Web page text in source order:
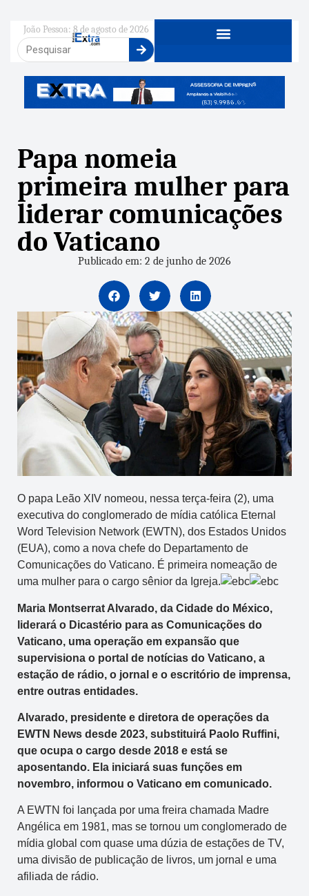
João Pessoa: 8 de agosto de 2026
Papa nomeia
primeira mulher para
liderar comunicações
do Vaticano
Publicado em: 2 de junho de 2026
O papa Leão XIV nomeou, nessa terça-feira (2), uma
executiva do conglomerado de mídia católica Eternal
Word Television Network (EWTN), dos Estados Unidos
(EUA), como a nova chefe do Departamento de
Comunicações do Vaticano. É primeira nomeação de
uma mulher para o cargo sênior da Igreja.
Maria Montserrat Alvarado, da Cidade do México,
liderará o Dicastério para as Comunicações do
Vaticano, uma operação em expansão que
supervisiona o portal de notícias do Vaticano, a
estação de rádio, o jornal e o escritório de imprensa,
entre outras entidades.
Alvarado, presidente e diretora de operações da
EWTN News desde 2023, substituirá Paolo Ruffini,
que ocupa o cargo desde 2018 e está se
aposentando. Ela iniciará suas funções em
novembro, informou o Vaticano em comunicado.
A EWTN foi lançada por uma freira chamada Madre
Angélica em 1981, mas se tornou um conglomerado de
mídia global com quase uma dúzia de estações de TV,
uma divisão de publicação de livros, um jornal e uma
afiliada de rádio.